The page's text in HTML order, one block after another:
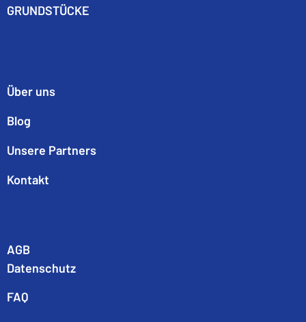
GRUNDSTÜCKE
Über uns
Blog
Unsere Partners
Kontakt
AGB
Datenschutz
FAQ